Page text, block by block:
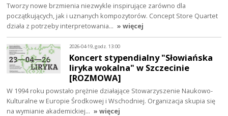
Tworzy nowe brzmienia niezwykle inspirujące zarówno dla
początkujących, jak i uznanych kompozytorów. Concept Store Quartet
działa z potrzeby interpretowania… » więcej
2026-04-19, godz. 13:00
Koncert stypendialny "Słowiańska
liryka wokalna" w Szczecinie
[ROZMOWA]
W 1994 roku powstało prężnie działające Stowarzyszenie Naukowo-
Kulturalne w Europie Środkowej i Wschodniej. Organizacja skupia się
na wymianie akademickiej… » więcej